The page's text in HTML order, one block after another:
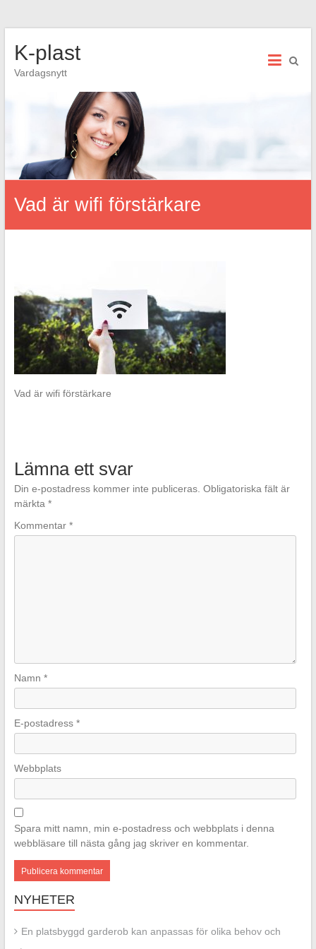
innehåll
K-plast
Vardagsnytt
Vad är wifi förstärkare
Vad är wifi förstärkare
Lämna ett svar
Din e-postadress kommer inte publiceras. Obligatoriska fält är
märkta *
Kommentar *
Namn *
E-postadress *
Webbplats
Spara mitt namn, min e-postadress och webbplats i denna
webbläsare till nästa gång jag skriver en kommentar.
NYHETER
En platsbyggd garderob kan anpassas för olika behov och